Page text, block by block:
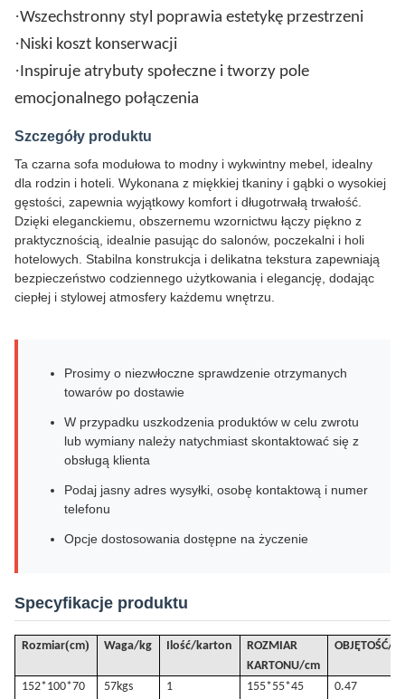
·Wszechstronny styl poprawia estetykę przestrzeni
·Niski koszt konserwacji
·Inspiruje atrybuty społeczne i tworzy pole
emocjonalnego połączenia
Szczegóły produktu
Ta czarna sofa modułowa to modny i wykwintny mebel, idealny
dla rodzin i hoteli. Wykonana z miękkiej tkaniny i gąbki o wysokiej
gęstości, zapewnia wyjątkowy komfort i długotrwałą trwałość.
Dzięki eleganckiemu, obszernemu wzornictwu łączy piękno z
praktycznością, idealnie pasując do salonów, poczekalni i holi
hotelowych. Stabilna konstrukcja i delikatna tekstura zapewniają
bezpieczeństwo codziennego użytkowania i elegancję, dodając
ciepłej i stylowej atmosfery każdemu wnętrzu.
Prosimy o niezwłoczne sprawdzenie otrzymanych
towarów po dostawie
W przypadku uszkodzenia produktów w celu zwrotu
lub wymiany należy natychmiast skontaktować się z
obsługą klienta
Podaj jasny adres wysyłki, osobę kontaktową i numer
telefonu
Opcje dostosowania dostępne na życzenie
Specyfikacje produktu
Rozmiar(cm) Waga/kg Ilość/karton
ROZMIAR
KARTONU/cm
OBJĘTOŚĆ/
152*100*70 57kgs 1
155*55*45
0.47